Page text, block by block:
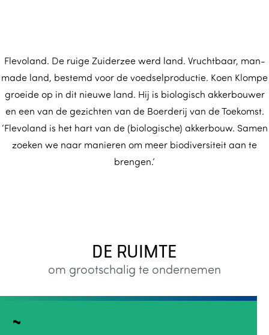
Flevoland. De ruige Zuiderzee werd land. Vruchtbaar, man-
made land, bestemd voor de voedselproductie. Koen Klompe
groeide op in dit nieuwe land. Hij is biologisch akkerbouwer
en een van de gezichten van de Boerderij van de Toekomst.
‘Flevoland is het hart van de (biologische) akkerbouw. Samen
zoeken we naar manieren om meer biodiversiteit aan te
brengen.’
DE RUIMTE
om grootschalig te ondernemen